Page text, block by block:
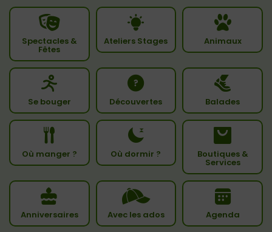
Spectacles &
Fêtes
Ateliers Stages Animaux
Se bouger Découvertes Balades
Où manger ? Où dormir ? Boutiques &
Services
Anniversaires Avec les ados Agenda